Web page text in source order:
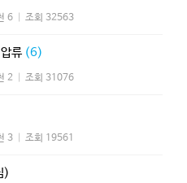
6 조회 32563
류 (6)
2 조회 31076
3 조회 19561
)